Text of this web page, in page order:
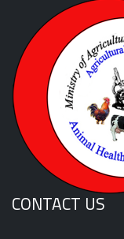
CONTACT US